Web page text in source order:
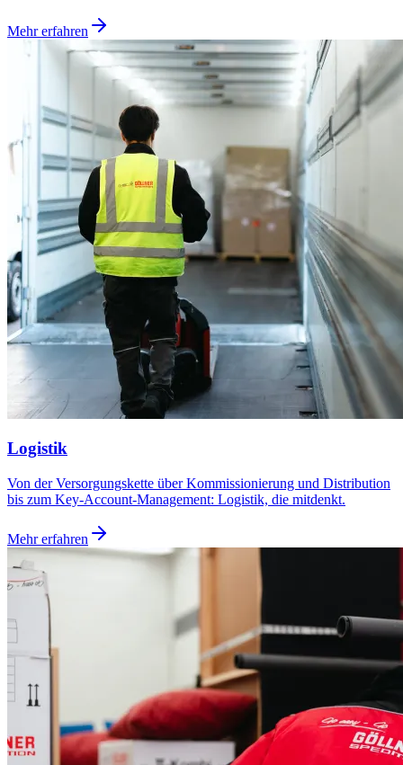
Mehr erfahren
Logistik
Von der Versorgungskette über Kommissionierung und Distribution
bis zum Key-Account-Management: Logistik, die mitdenkt.
Mehr erfahren